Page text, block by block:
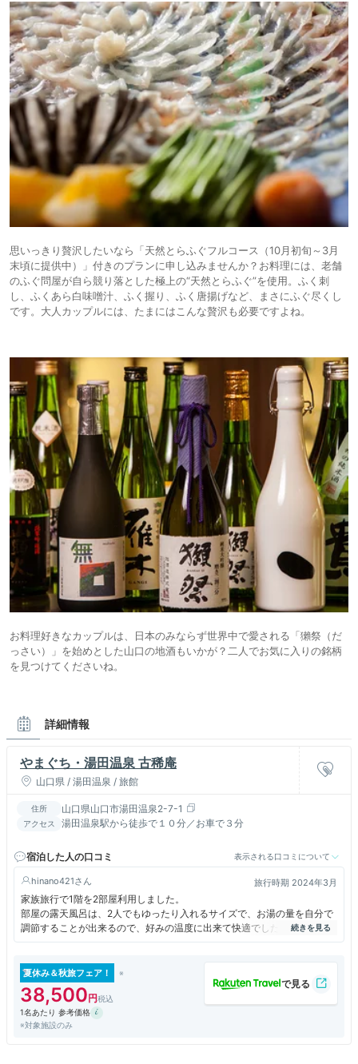
思いっきり贅沢したいなら「天然とらふぐフルコース（10月初旬～3月
末頃に提供中）」付きのプランに申し込みませんか？お料理には、老舗
のふぐ問屋が自ら競り落とした極上の“天然とらふぐ”を使用。ふく刺
し、ふくあら白味噌汁、ふく握り、ふく唐揚げなど、まさにふぐ尽くし
です。大人カップルには、たまにはこんな贅沢も必要ですよね。
お料理好きなカップルは、日本のみならず世界中で愛される「獺祭（だ
っさい）」を始めとした山口の地酒もいかが？二人でお気に入りの銘柄
を見つけてくださいね。
詳細情報
やまぐち・湯田温泉 古稀庵
山口県 / 湯田温泉 / 旅館
住所 山口県山口市湯田温泉2-7-1
アクセス 湯田温泉駅から徒歩で１０分／お車で３分
宿泊した人の口コミ 表示される口コミについて
hinano421 旅行時期 2024年3月
家族旅行で1階を2部屋利用しました。
部屋の露天風呂は、2人でもゆったり入れるサイズで、お湯の量を自分で
調節することが出来るので、好みの温度に出来て快適でしたが、露天風呂
付客室でバスタオルが1人1枚しか置いていない宿は初めてでした。
部屋の露天風呂からシャワー室は離れている間取りだったので、バスロー
ブがあれば良かったです。
1階のためか、周りの建物は想像していたよりかは気にならなかったで
す。
「部屋の露天風呂から室外機が丸見え」との口コミを見ましたが、現在は
夏休み＆秋旅フェア！
38,500
1名あたり 参考価格
※対象施設のみ